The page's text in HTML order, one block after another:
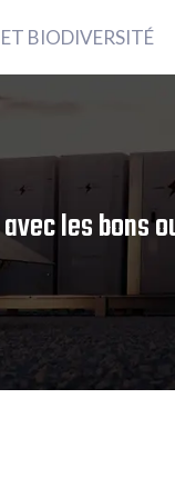
BIODIVERSITÉ
les bons